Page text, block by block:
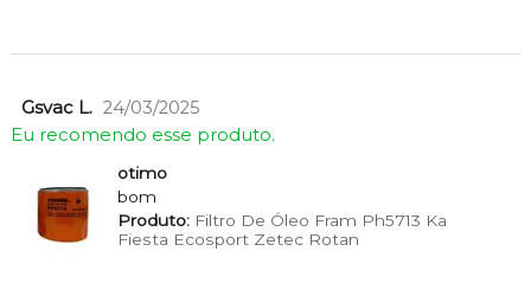
Gsvac L. 24/03/2025
Eu recomendo esse produto.
otimo
bom
Produto:Filtro De Óleo Fram Ph5713 Ka
Fiesta Ecosport Zetec Rotan